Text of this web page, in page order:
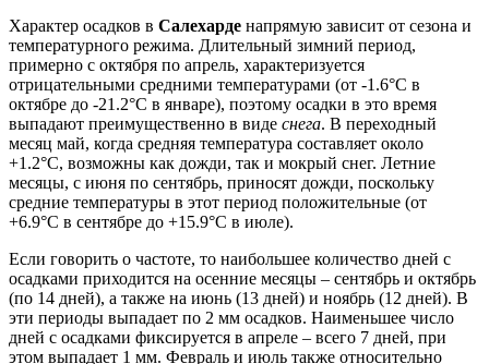
Характер осадков в Салехарде напрямую зависит от сезона и
температурного режима. Длительный зимний период,
примерно с октября по апрель, характеризуется
отрицательными средними температурами (от -1.6°C в
октябре до -21.2°C в январе), поэтому осадки в это время
выпадают преимущественно в виде снега. В переходный
месяц май, когда средняя температура составляет около
+1.2°C, возможны как дожди, так и мокрый снег. Летние
месяцы, с июня по сентябрь, приносят дожди, поскольку
средние температуры в этот период положительные (от
+6.9°C в сентябре до +15.9°C в июле).
Если говорить о частоте, то наибольшее количество дней с
осадками приходится на осенние месяцы – сентябрь и октябрь
(по 14 дней), а также на июнь (13 дней) и ноябрь (12 дней). В
эти периоды выпадает по 2 мм осадков. Наименьшее число
дней с осадками фиксируется в апреле – всего 7 дней, при
этом выпадает 1 мм. Февраль и июль также относительно